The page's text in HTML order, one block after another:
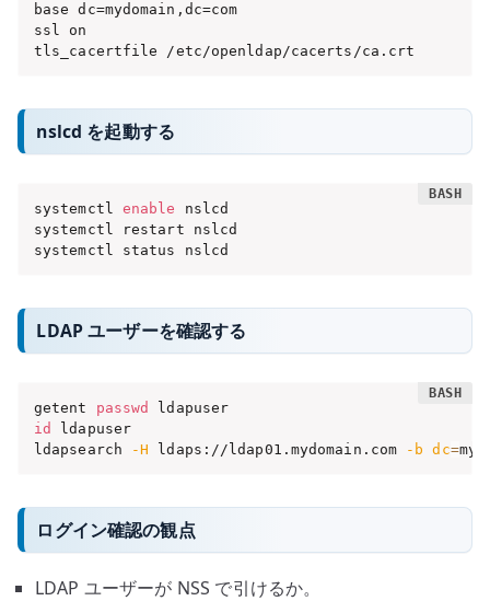
base dc=mydomain,dc=com
ssl on
tls_cacertfile /etc/openldap/cacerts/ca.crt
nslcd を起動する
systemctl enable
nslcd
systemctl restart nslcd
systemctl status nslcd
LDAP ユーザーを確認する
getent passwd
id
ldapuser
ldapsearch
-H ldaps://ldap01.mydomain.com -b dc=
ログイン確認の観点
LDAP ユーザーが NSS で引けるか。